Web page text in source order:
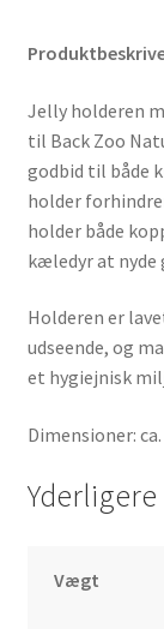
Jelly holderen
til Back Zoo
godbid til både
holder
holder både
kæledyr at nyde
Holderen er
udseende, og
et hygiejnisk
Dimensioner: ca.
Vægt